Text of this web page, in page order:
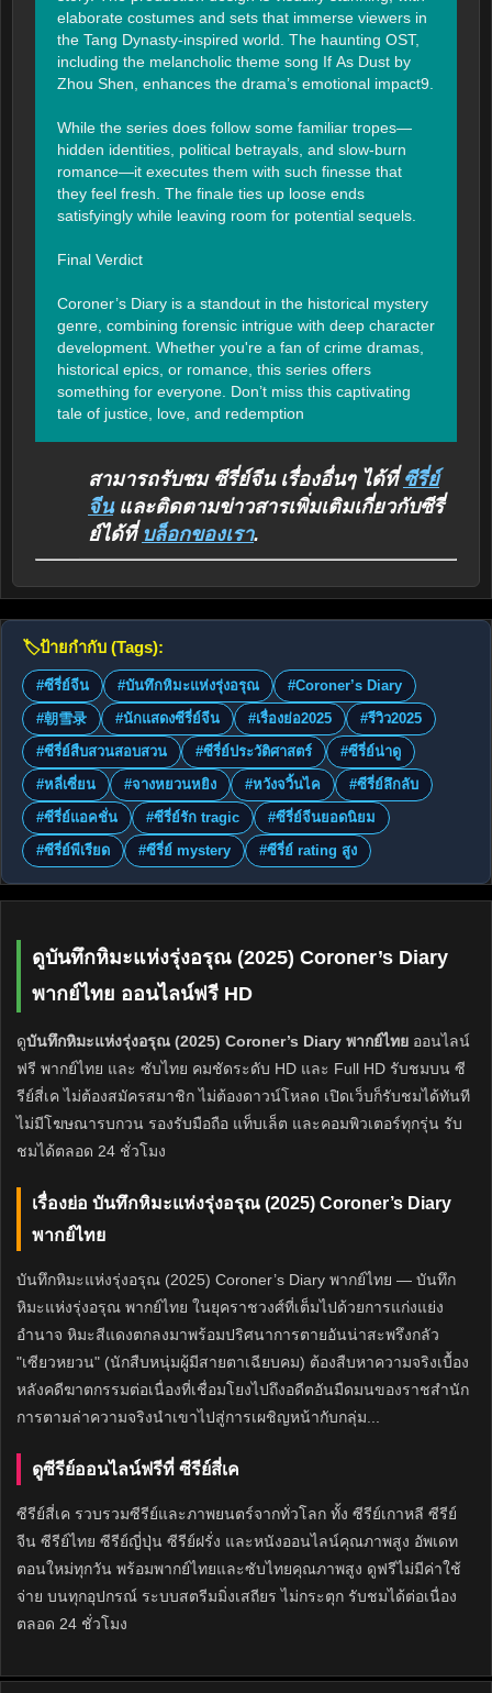
elaborate costumes and sets that immerse viewers in
the Tang Dynasty-inspired world. The haunting OST,
including the melancholic theme song If As Dust by
Zhou Shen, enhances the drama’s emotional impact9.
While the series does follow some familiar tropes—
hidden identities, political betrayals, and slow-burn
romance—it executes them with such finesse that
they feel fresh. The finale ties up loose ends
satisfyingly while leaving room for potential sequels.
Final Verdict
Coroner’s Diary is a standout in the historical mystery
genre, combining forensic intrigue with deep character
development. Whether you're a fan of crime dramas,
historical epics, or romance, this series offers
something for everyone. Don’t miss this captivating
tale of justice, love, and redemption
สามารถรับชม ซีรี่ย์จีน เรื่องอื่นๆ ได้ที่ ซีรี่ย์
จีนและติดตามข่าวสารเพิ่มเติมเกี่ยวกับซีรี่
ย์ได้ที่ บล็อกของเรา.
🏷️ป้ายกำกับ (Tags):
#ซีรี่ย์จีน #บันทึกหิมะแห่งรุ่งอรุณ
#Coroner’s Diary
#朝雪录
#นักแสดงซีรี่ย์จีน #เรื่องย่อ2025
#รีวิว2025
#ซีรี่ย์สืบสวนสอบสวน
#ซีรี่ย์ประวัติศาสตร์
#ซีรี่ย์น่าดู
#หลี่เซี่ยน
#จางหยวนหยิง #หวังจวิ้นไค
#ซีรี่ย์ลึกลับ
#ซีรี่ย์แอคชั่น
#ซีรี่ย์รัก tragic
#ซีรี่ย์จีนยอดนิยม
#ซีรี่ย์พีเรียด
#ซีรี่ย์ mystery #ซีรี่ย์ rating สูง
ดูบันทึกหิมะแห่งรุ่งอรุณ (2025) Coroner’s Diary
พากย์ไทย ออนไลน์ฟรี HD
ดูบันทึกหิมะแห่งรุ่งอรุณ (2025) Coroner’s Diary พากย์ไทย ออนไลน์
ฟรี พากย์ไทย และ ซับไทย คมชัดระดับ HD และ Full HD รับชมบน ซี
รีย์สี่เค ไม่ต้องสมัครสมาชิก ไม่ต้องดาวน์โหลด เปิดเว็บก็รับชมได้ทันที
ไม่มีโฆษณารบกวน รองรับมือถือ แท็บเล็ต และคอมพิวเตอร์ทุกรุ่น รับ
ชมได้ตลอด 24 ชั่วโมง
เรื่องย่อ บันทึกหิมะแห่งรุ่งอรุณ (2025) Coroner’s Diary
พากย์ไทย
บันทึกหิมะแห่งรุ่งอรุณ (2025) Coroner’s Diary พากย์ไทย — บันทึก
หิมะแห่งรุ่งอรุณ พากย์ไทย ในยุคราชวงศ์ที่เต็มไปด้วยการแก่งแย่ง
อำนาจ หิมะสีแดงตกลงมาพร้อมปริศนาการตายอันน่าสะพรึงกลัว
"เซียวหยวน" (นักสืบหนุ่มผู้มีสายตาเฉียบคม) ต้องสืบหาความจริงเบื้อง
หลังคดีฆาตกรรมต่อเนื่องที่เชื่อมโยงไปถึงอดีตอันมืดมนของราชสำนัก
การตามล่าความจริงนำเขาไปสู่การเผชิญหน้ากับกลุ่ม...
ดูซีรีย์ออนไลน์ฟรีที่ ซีรีย์สี่เค
ซีรีย์สี่เค รวบรวมซีรีย์และภาพยนตร์จากทั่วโลก ทั้ง ซีรีย์เกาหลี ซีรีย์
จีน ซีรีย์ไทย ซีรีย์ญี่ปุ่น ซีรีย์ฝรั่ง และหนังออนไลน์คุณภาพสูง อัพเดท
ตอนใหม่ทุกวัน พร้อมพากย์ไทยและซับไทยคุณภาพสูง ดูฟรีไม่มีค่าใช้
จ่าย บนทุกอุปกรณ์ ระบบสตรีมมิ่งเสถียร ไม่กระตุก รับชมได้ต่อเนื่อง
ตลอด 24 ชั่วโมง